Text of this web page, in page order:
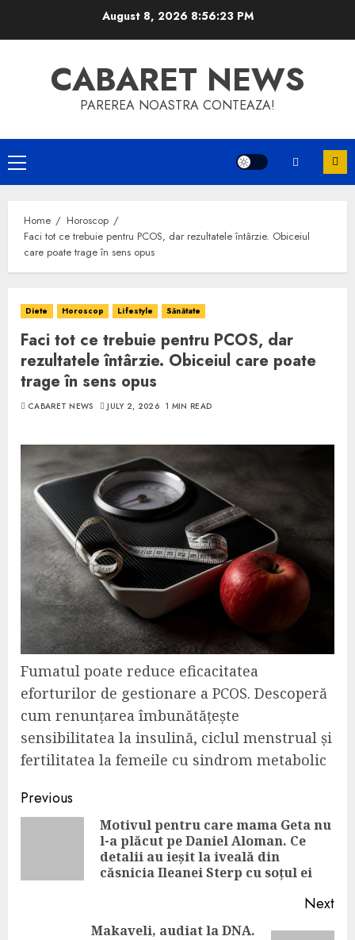
August 8, 2026 8:56:24 PM
CABARET NEWS
PAREREA NOASTRA CONTEAZA!
Primary
Menu
Home
Horoscop
Faci tot ce trebuie pentru PCOS, dar rezultatele întârzie. Obiceiul
care poate trage în sens opus
Diete Horoscop Lifestyle Sănătate
Faci tot ce trebuie pentru PCOS, dar
rezultatele întârzie. Obiceiul care poate
trage în sens opus
CABARET NEWS JULY 2, 2026 1 MIN READ
Fumatul poate reduce eficacitatea
eforturilor de gestionare a PCOS. Descoperă
cum renunțarea îmbunătățește
sensibilitatea la insulină, ciclul menstrual și
fertilitatea la femeile cu sindrom metabolic
Continue
Reading
Previous
Motivul pentru care mama Geta nu
l-a plăcut pe Daniel Aloman. Ce
detalii au ieșit la iveală din
căsnicia Ileanei Sterp cu soțul ei
Next
Makaveli, audiat la DNA.